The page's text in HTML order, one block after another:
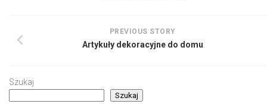
PREVIOUS STORY
Artykuły dekoracyjne do domu
Szukaj
Szukaj